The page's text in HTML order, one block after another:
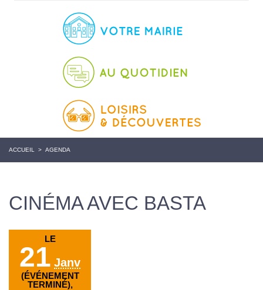
ACCUEIL > AGENDA
CINÉMA AVEC BASTA
LE
21 Janv
(ÉVÉNEMENT
TERMINÉ),